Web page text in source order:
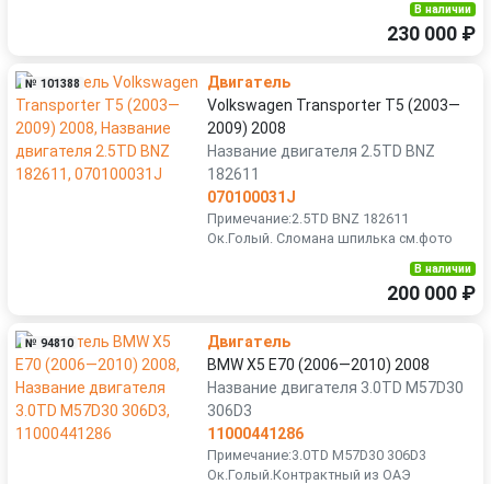
В наличии
230 000 ₽
№ 101388
Двигатель
Volkswagen Transporter T5 (2003—
2009) 2008
Название двигателя 2.5TD BNZ
182611
070100031J
Примечание:2.5TD BNZ 182611
Ок.Голый. Сломана шпилька см.фото
В наличии
200 000 ₽
№ 94810
Двигатель
BMW X5 E70 (2006—2010) 2008
Название двигателя 3.0TD M57D30
306D3
11000441286
Примечание:3.0TD M57D30 306D3
Ок.Голый.Контрактный из ОАЭ